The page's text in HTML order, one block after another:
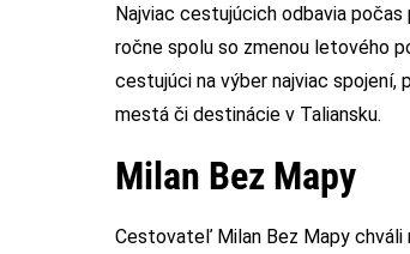
Najviac cestujúcich odbavia
ročne spolu so zmenou letového
cestujúci na výber najviac spojení,
mestá či destinácie v Taliansku.
Milan Bez Mapy
Cestovateľ Milan Bez Mapy chváli